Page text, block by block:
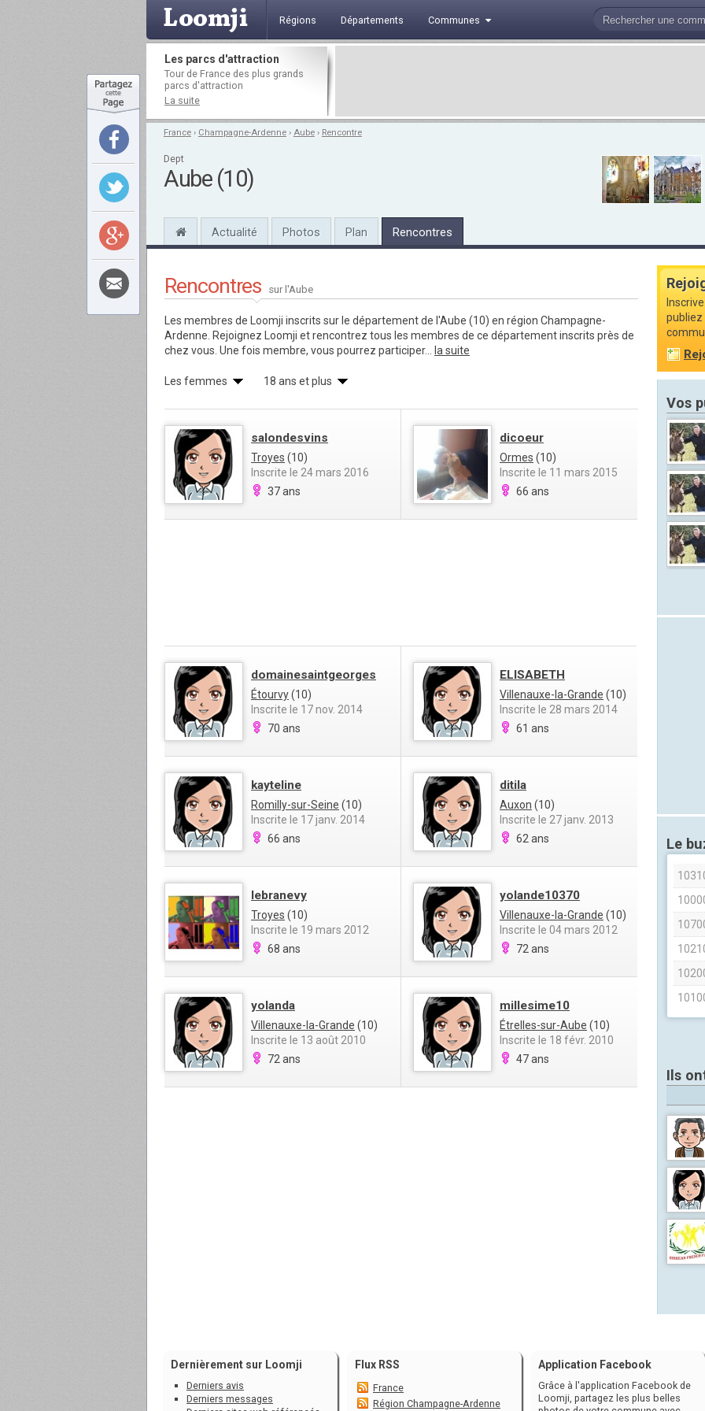
Régions Départements Communes
Les parcs d'attraction
Tour de France des plus grands
parcs d'attraction
La suite
France › Champagne-Ardenne › Aube › Rencontre
Dept
Aube (10)
Actualité Photos Plan Rencontres
Rencontres sur l'Aube
Les membres de Loomji inscrits sur le département de l'Aube (10) en région Champagne-
Ardenne. Rejoignez Loomji et rencontrez tous les membres de ce département inscrits près de
chez vous. Une fois membre, vous pourrez participer...
la suite
Les femmes 18 ans et plus
salondesvins
Troyes (10)
Inscrite le 24 mars 2016
37 ans
dicoeur
Ormes (10)
Inscrite le 11 mars 2015
66 ans
domainesaintgeorges
Étourvy(10)
Inscrite le 17 nov. 2014
70 ans
ELISABETH
Villenauxe-la-Grande (10)
Inscrite le 28 mars 2014
61 ans
kayteline
Romilly-sur-Seine (10)
Inscrite le 17 janv. 2014
66 ans
ditila
Auxon (10)
Inscrite le 27 janv. 2013
62 ans
lebranevy
Troyes (10)
Inscrite le 19 mars 2012
68 ans
yolande10370
Villenauxe-la-Grande (10)
Inscrite le 04 mars 2012
72 ans
yolanda
Villenauxe-la-Grande (10)
Inscrite le 13 août 2010
72 ans
millesime10
Étrelles-sur-Aube (10)
Inscrite le 18 févr. 2010
47 ans
publiez
Vos
Le
Ils
Dernièrement sur Loomji
Derniers avis
Derniers messages
Flux RSS
France
Région Champagne-Ardenne
Application Facebook
Grâce à l'application Facebook de
Loomji, partagez les plus belles